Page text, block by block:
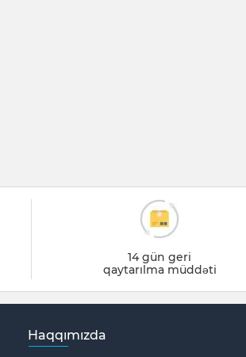
14 gün geri
qaytarılma müddəti
Haqqımızda